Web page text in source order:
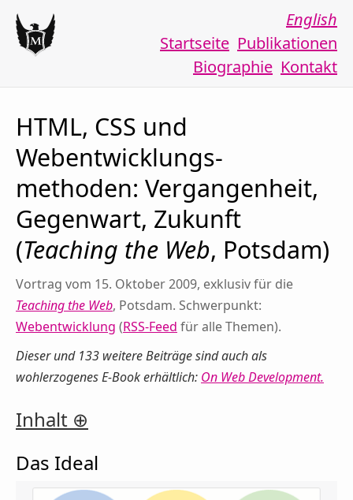
Startseite Publikationen
Biographie Kontakt
English
HTML, CSS und
Webentwicklungs­
methoden: Vergangenheit,
Gegenwart, Zukunft
(Teaching the Web, Potsdam)
Vortrag vom 15. Oktober 2009, exklusiv für die
Teaching the Web, Potsdam. Schwerpunkt:
Webentwicklung (RSS-Feed für alle Themen).
Dieser und 133 weitere Beiträge sind auch als
wohlerzogenes E-Book erhältlich: On Web Development.
Inhalt
Das Ideal